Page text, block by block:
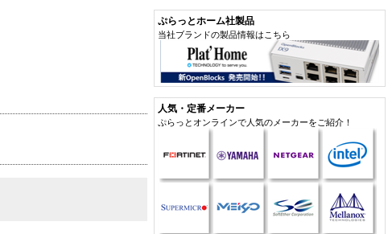
ぷらっとホーム社製品
当社ブランドの製品情報はこちら
人気・定番メーカー
ぷらっとオンラインで人気のメーカーをご紹介！